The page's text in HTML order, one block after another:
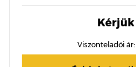
Viszonteladói ár: